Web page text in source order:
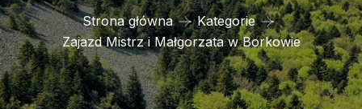
Strona główna
Kategorie
Zajazd Mistrz i Małgorzata w Borkowie